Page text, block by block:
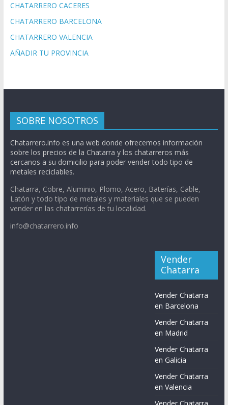
CHATARRERO CACERES
CHATARRERO BARCELONA
CHATARRERO VALENCIA
AÑADIR TU PROVINCIA
SOBRE NOSOTROS
Chatarrero.info es una web donde ofrecemos información
sobre los precios de la Chatarra y los chatarreros más
cercanos a su domicilio para poder vender todo tipo de
metales reciclables.
Chatarra, Cobre, Aluminio, Plomo, Acero, Baterías, Cable,
Latón y todo tipo de metales y materiales que se pueden
vender en las chatarrerías de tu localidad.
info@chatarrero.info
Vender
Chatarra
Vender Chatarra
en Barcelona
Vender Chatarra
en Madrid
Vender Chatarra
en Galicia
Vender Chatarra
en Valencia